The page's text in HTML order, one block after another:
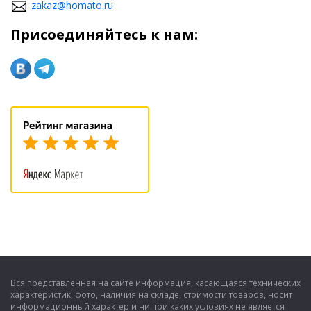
zakaz@homato.ru
Присоединяйтесь к нам:
Вся представленная на сайте информация, касающаяся технических
характеристик, фото, наличия на складе, стоимости товаров, носит
информационный характер и ни при каких условиях не является